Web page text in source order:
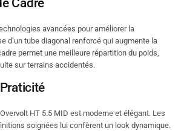
Cadre
avancées pour améliorer la
d’un tube diagonal renforcé qui augmente la
permet une meilleure répartition du poids,
sur terrains accidentés.
HT 5.5 MID est moderne et élégant. Les
soignées lui confèrent un look dynamique.